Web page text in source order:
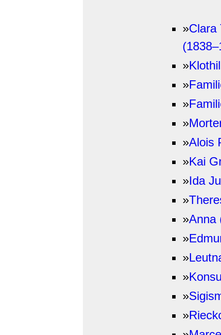
»Clara
»
»
»
»
»Alois
»Kai
»Ida
»
»Anna
»
»
»
»
»